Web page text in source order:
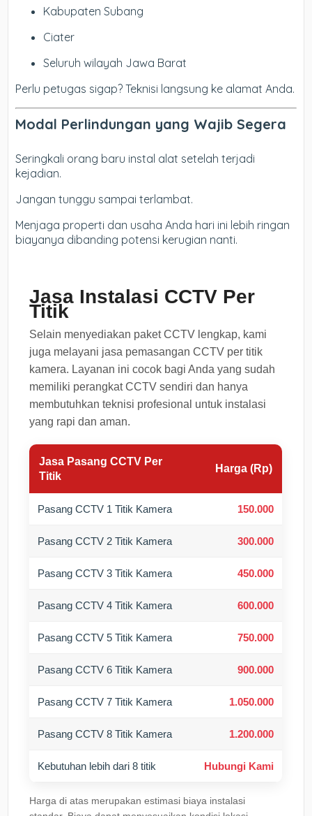
Kabupaten Subang
Ciater
Seluruh wilayah Jawa Barat
Perlu petugas sigap? Teknisi langsung ke alamat Anda.
Modal Perlindungan yang Wajib Segera
Seringkali orang baru instal alat setelah terjadi
kejadian.
Jangan tunggu sampai terlambat.
Menjaga properti dan usaha Anda hari ini lebih ringan
biayanya dibanding potensi kerugian nanti.
Jasa Instalasi CCTV Per
Titik
Selain menyediakan paket CCTV lengkap, kami
juga melayani jasa pemasangan CCTV per titik
kamera. Layanan ini cocok bagi Anda yang sudah
memiliki perangkat CCTV sendiri dan hanya
membutuhkan teknisi profesional untuk instalasi
yang rapi dan aman.
Jasa Pasang CCTV Per
Titik
Harga (Rp)
Pasang CCTV 1 Titik Kamera 150.000
Pasang CCTV 2 Titik Kamera 300.000
Pasang CCTV 3 Titik Kamera 450.000
Pasang CCTV 4 Titik Kamera 600.000
Pasang CCTV 5 Titik Kamera 750.000
Pasang CCTV 6 Titik Kamera 900.000
Pasang CCTV 7 Titik Kamera 1.050.000
Pasang CCTV 8 Titik Kamera 1.200.000
Kebutuhan lebih dari 8 titik Hubungi Kami
Harga di atas merupakan estimasi biaya instalasi